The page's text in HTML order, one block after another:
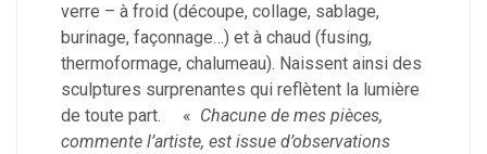
verre – à froid (découpe, collage, sablage,
burinage, façonnage…) et à chaud (fusing,
thermoformage, chalumeau). Naissent ainsi des
sculptures surprenantes qui reflètent la lumière
de toute part. « Chacune de mes pièces,
commente l’artiste, est issue d’observations